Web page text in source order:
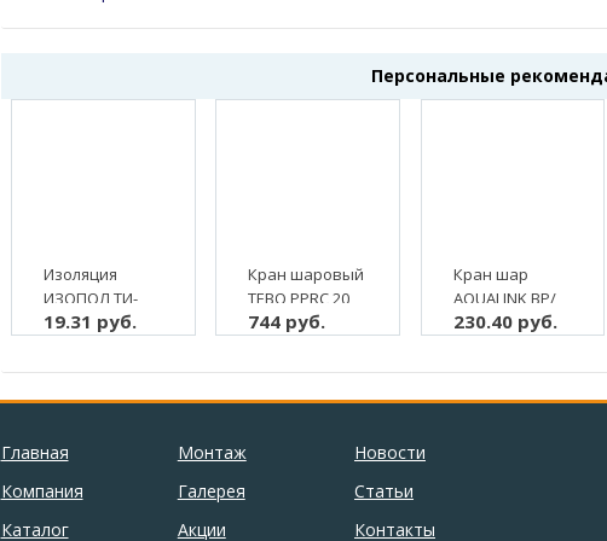
Персональные
Изоляция
ИЗОПОЛ ТИ-
42/ 9, 2 м, (2/80
19.31 руб.
Кран шаровый
ТЕВО РРRС 20
для
сред
744 руб.
Кран шар
AQUALINK ВР/
НР 3/4"
"американкой",
латунь (5/80)
230.40 руб.
Главная
Компания
Каталог
Монтаж
Галерея
Акции
Новости
Статьи
Контакты